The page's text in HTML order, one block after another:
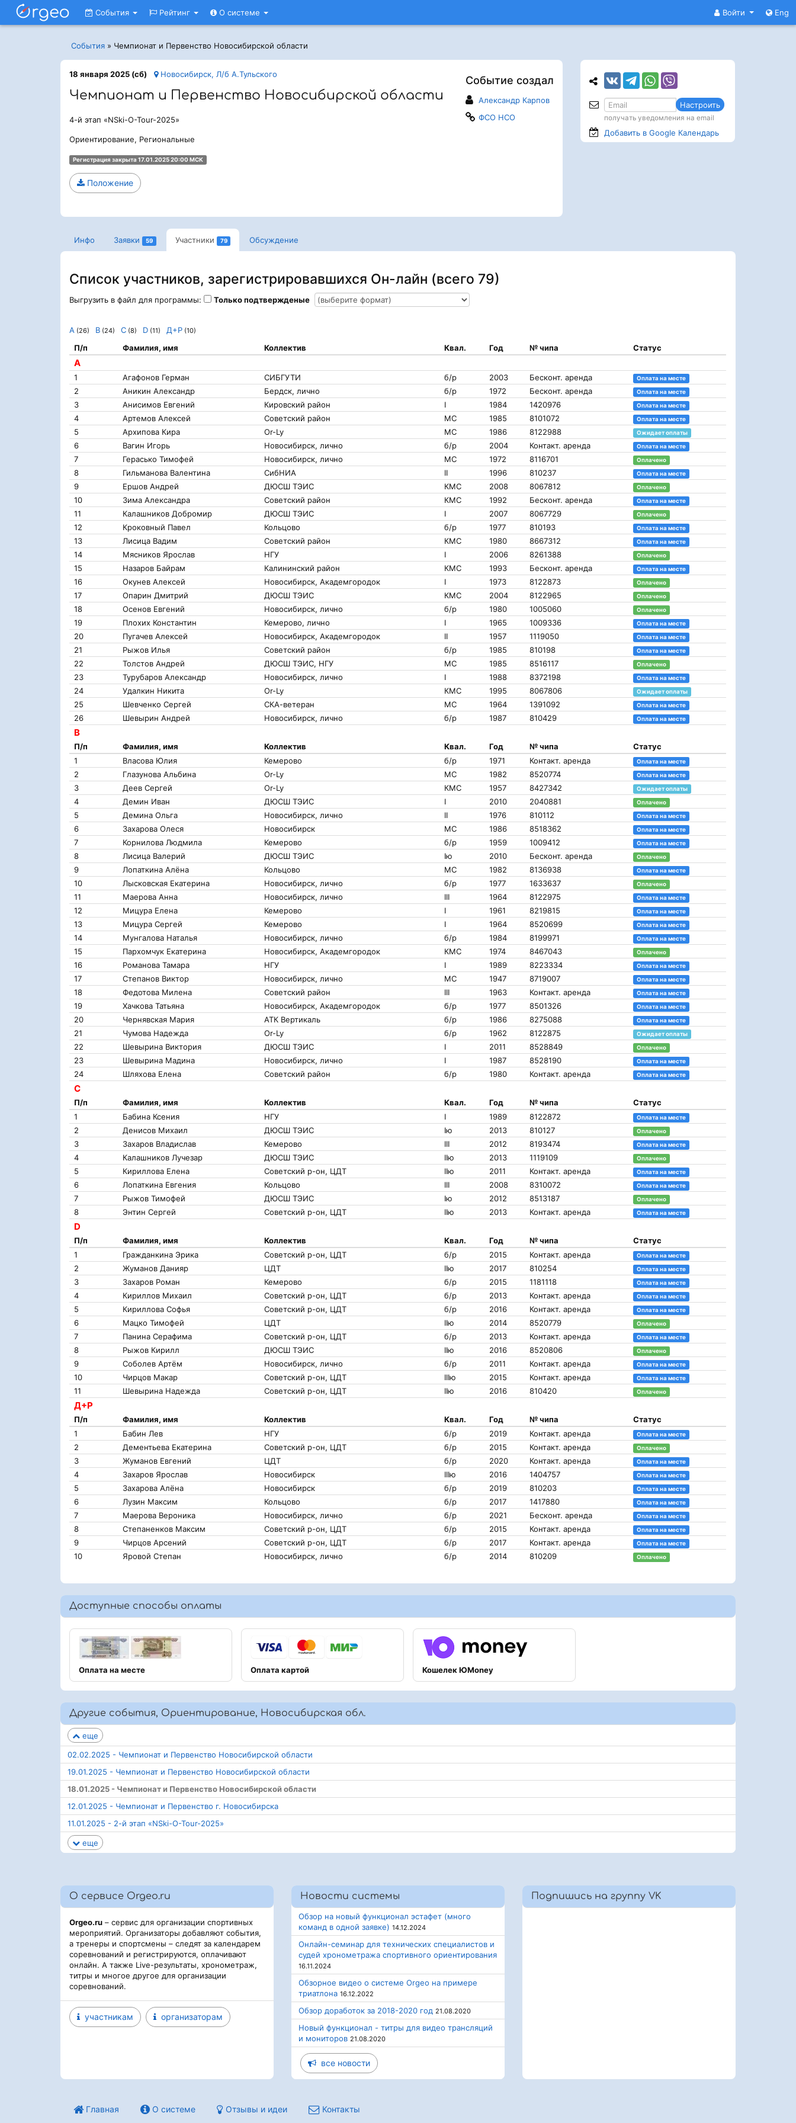
Войти Eng
События Рейтинг О системе
События » Чемпионат и Первенство Новосибирской области
Событие создал
Александр Карпов
ФСО НСО
18 января 2025 (сб) Новосибирск, Л/б А.Тульского
Чемпионат и Первенство Новосибирской области
4-й этап «NSki-O-Tour-2025»
Ориентирование, Региональные
Регистрация закрыта 17.01.2025 20:00 МСК
Положение
Инфо Заявки 59 Участники 79 Обсуждение
Список участников, зарегистрировавшихся Он-лайн (всего 79)
Выгрузить в файл для программы: Только подтвержденые
A (26) B (24) C (8) D (11) Д+Р (10)
A
П/п Фамилия, имя Коллектив Квал. Год № чипа Статус
1 Агафонов Герман СИБГУТИ б/р 2003 Бесконт. аренда Оплата на месте
2 Аникин Александр Бердск, лично б/р 1972 Бесконт. аренда Оплата на месте
3 Анисимов Евгений Кировский район I 1984 1420976 Оплата на месте
4 Артемов Алексей Советский район МС 1985 8101072 Оплата на месте
5 Архипова Кира Or-Ly МС 1986 8122988 Ожидает оплаты
6 Вагин Игорь Новосибирск, лично б/р 2004 Контакт. аренда Оплата на месте
7 Герасько Тимофей Новосибирск, лично МС 1972 8116701 Оплачено
8 Гильманова Валентина СибНИА II 1996 810237 Оплата на месте
9 Ершов Андрей ДЮСШ ТЭИС КМС 2008 8067812 Оплачено
10 Зима Александра Советский район КМС 1992 Бесконт. аренда Оплата на месте
11 Калашников Добромир ДЮСШ ТЭИС I 2007 8067729 Оплачено
12 Кроковный Павел Кольцово б/р 1977 810193 Оплата на месте
13 Лисица Вадим Советский район КМС 1980 8667312 Оплата на месте
14 Мясников Ярослав НГУ I 2006 8261388 Оплачено
15 Назаров Байрам Калининский район КМС 1993 Бесконт. аренда Оплата на месте
16 Окунев Алексей Новосибирск, Академгородок I 1973 8122873 Оплачено
17 Опарин Дмитрий ДЮСШ ТЭИС КМС 2004 8122965 Оплачено
18 Осенов Евгений Новосибирск, лично б/р 1980 1005060 Оплачено
19 Плохих Константин Кемерово, лично I 1965 1009336 Оплата на месте
20 Пугачев Алексей Новосибирск, Академгородок II 1957 1119050 Оплата на месте
21 Рыжов Илья Советский район б/р 1985 810198 Оплата на месте
22 Толстов Андрей ДЮСШ ТЭИС, НГУ МС 1985 8516117 Оплачено
23 Турубаров Александр Новосибирск, лично I 1988 8372198 Оплата на месте
24 Удалкин Никита Or-Ly КМС 1995 8067806 Ожидает оплаты
25 Шевченко Сергей СКА-ветеран МС 1964 1391092 Оплата на месте
26 Шевырин Андрей Новосибирск, лично б/р 1987 810429 Оплата на месте
B
П/п Фамилия, имя Коллектив Квал. Год № чипа
Статус
1
Власова Юлия Кемерово б/р 1971 Контакт. аренда Оплата на месте
2 Глазунова Альбина Or-Ly МС 1982 8520774 Оплата на месте
3 Деев Сергей Or-Ly КМС 1957 8427342 Ожидает оплаты
4 Демин Иван ДЮСШ ТЭИС I 2010 2040881 Оплачено
5 Демина Ольга Новосибирск, лично II 1976 810112 Оплата на месте
6 Захарова Олеся Новосибирск МС 1986 8518362 Оплата на месте
7 Корнилова Людмила Кемерово б/р 1959 1009412 Оплата на месте
8 Лисица Валерий ДЮСШ ТЭИС Iю 2010 Бесконт. аренда Оплачено
9 Лопаткина Алёна Кольцово МС 1982 8136938 Оплата на месте
10 Лысковская Екатерина Новосибирск, лично б/р 1977 1633637 Оплачено
11 Маерова Анна Новосибирск, лично III 1964 8122975 Оплата на месте
12 Мицура Елена Кемерово I 1961 8219815 Оплата на месте
13 Мицура Сергей Кемерово I 1964 8520699 Оплата на месте
14 Мунгалова Наталья Новосибирск, лично б/р 1984 8199971 Оплата на месте
15 Пархомчук Екатерина Новосибирск, Академгородок КМС 1974 8467043 Оплачено
16 Романова Тамара НГУ I 1989 8223334 Оплата на месте
17 Степанов Виктор Новосибирск, лично МС 1947 8719007 Оплата на месте
18 Федотова Милена Советский район III 1963 Контакт. аренда Оплата на месте
19 Хачкова Татьяна Новосибирск, Академгородок б/р 1977 8501326 Оплата на месте
20 Чернявская Мария АТК Вертикаль б/р 1986 8275088 Оплата на месте
21 Чумова Надежда Or-Ly б/р 1962 8122875 Ожидает оплаты
22 Шевырина Виктория ДЮСШ ТЭИС I 2011 8528849 Оплачено
23 Шевырина Мадина Новосибирск, лично I 1987 8528190 Оплата на месте
24 Шляхова Елена Советский район б/р 1980 Контакт. аренда Оплата на месте
C
П/п Фамилия, имя Коллектив Квал. Год № чипа
Статус
1
Бабина Ксения НГУ I 1989 8122872 Оплата на месте
2 Денисов Михаил ДЮСШ ТЭИС Iю 2013 810127 Оплачено
3 Захаров Владислав Кемерово III 2012 8193474 Оплата на месте
4 Калашников Лучезар ДЮСШ ТЭИС IIю 2013 1119109 Оплачено
5 Кириллова Елена Советский р-он, ЦДТ IIю 2011 Контакт. аренда Оплата на месте
6 Лопаткина Евгения Кольцово III 2008 8310072 Оплата на месте
7 Рыжов Тимофей ДЮСШ ТЭИС Iю 2012 8513187 Оплачено
8 Энтин Сергей Советский р-он, ЦДТ IIю 2013 Контакт. аренда Оплата на месте
D
П/п Фамилия, имя Коллектив Квал. Год № чипа
Статус
1
Гражданкина Эрика Советский р-он, ЦДТ б/р 2015 Контакт. аренда Оплата на месте
2 Жуманов Данияр ЦДТ IIю 2017 810254 Оплата на месте
3 Захаров Роман Кемерово б/р 2015 1181118 Оплата на месте
4 Кириллов Михаил Советский р-он, ЦДТ б/р 2013 Контакт. аренда Оплата на месте
5 Кириллова Софья Советский р-он, ЦДТ б/р 2016 Контакт. аренда Оплата на месте
6 Мацко Тимофей ЦДТ IIю 2014 8520779 Оплачено
7 Панина Серафима Советский р-он, ЦДТ б/р 2013 Контакт. аренда Оплата на месте
8 Рыжов Кирилл ДЮСШ ТЭИС IIю 2016 8520806 Оплачено
9 Соболев Артëм Новосибирск, лично б/р 2011 Контакт. аренда Оплата на месте
10 Чирцов Макар Советский р-он, ЦДТ IIIю 2015 Контакт. аренда Оплата на месте
11 Шевырина Надежда Советский р-он, ЦДТ IIю 2016 810420 Оплачено
Д+Р
П/п Фамилия, имя Коллектив Квал. Год № чипа
Статус
1
Бабин Лев НГУ б/р 2019 Контакт. аренда Оплата на месте
2 Дементьева Екатерина Советский р-он, ЦДТ б/р 2015 Контакт. аренда Оплачено
3 Жуманов Евгений ЦДТ б/р 2020 Контакт. аренда Оплата на месте
4 Захаров Ярослав Новосибирск IIIю 2016 1404757 Оплата на месте
5 Захарова Алёна Новосибирск б/р 2019 810203 Оплата на месте
6 Лузин Максим Кольцово б/р 2017 1417880 Оплата на месте
7 Маерова Вероника Новосибирск, лично б/р 2021 Бесконт. аренда Оплата на месте
8 Степаненков Максим Советский р-он, ЦДТ б/р 2015 Контакт. аренда Оплата на месте
9 Чирцов Арсений Советский р-он, ЦДТ б/р 2017 Контакт. аренда Оплата на месте
10 Яровой Степан Новосибирск, лично б/р 2014 810209 Оплачено
Доступные способы оплаты
Оплата на месте Оплата картой Кошелек ЮMoney
Другие события, Ориентирование, Новосибирская обл.
еще
02.02.2025 - Чемпионат и Первенство Новосибирской области
19.01.2025 - Чемпионат и Первенство Новосибирской области
18.01.2025 - Чемпионат и Первенство Новосибирской области
12.01.2025 - Чемпионат и Первенство г. Новосибирска
11.01.2025 - 2-й этап «NSki-O-Tour-2025»
еще
Настроить
получать уведомления на email
Добавить в Google Календарь
О сервисе Orgeo.ru
Orgeo.ru – сервис для организации спортивных
мероприятий. Организаторы добавляют события,
а тренеры и спортсмены – следят за календарем
соревнований и регистрируются, оплачивают
онлайн. А также Live-результаты, хронометраж,
титры и многое другое для организации
соревнований.
участникам организаторам
Новости системы
Обзор на новый функционал эстафет (много
команд в одной заявке) 14.12.2024
Онлайн-семинар для технических специалистов и
судей хронометража спортивного ориентирования
16.11.2024
Обзорное видео о системе Orgeo на примере
триатлона 16.12.2022
Обзор доработок за 2018-2020 год 21.08.2020
Новый функционал - титры для видео трансляций
и мониторов 21.08.2020
все новости
Подпишись на группу VK
Главная О системе Отзывы и идеи Контакты